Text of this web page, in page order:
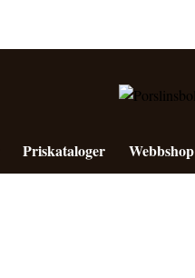
Priskataloger Webbshop